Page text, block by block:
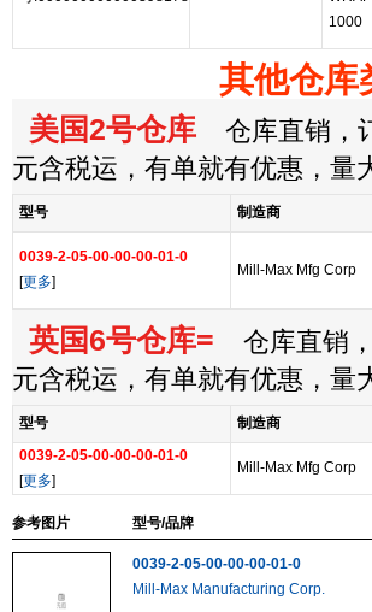
1000
其他仓库
美国2号仓库 仓库直销，
元含税运，有单就有优惠，量
型号 制造商
0039-2-05-00-00-00-01-0
[更多]
Mill-Max Mfg Corp
英国6号仓库= 仓库直销，
元含税运，有单就有优惠，量
型号 制造商
0039-2-05-00-00-00-01-0
[更多]
Mill-Max Mfg Corp
参考图片 型号/品牌
0039-2-05-00-00-00-01-0
Mill-Max Manufacturing Corp.